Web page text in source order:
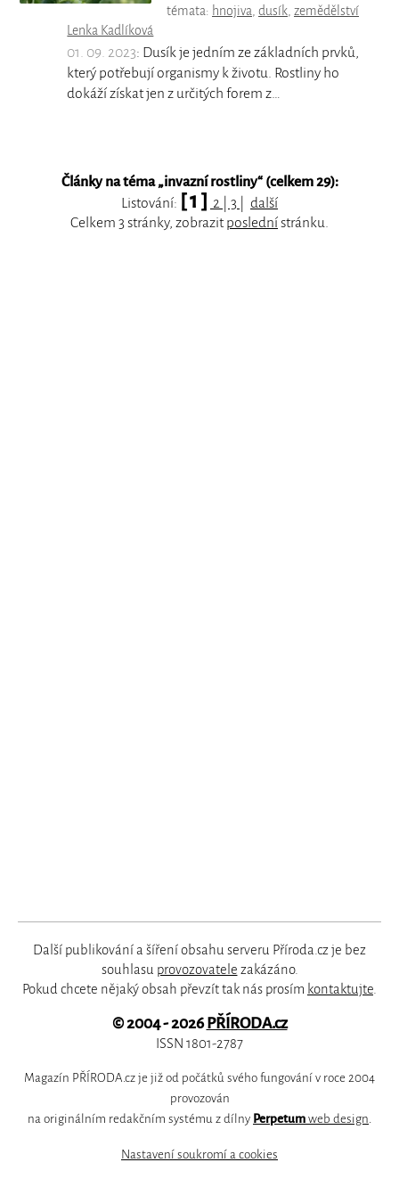
témata: hnojiva dusík zemědělství
Lenka Kadlíková
01. 09. 2023: Dusík je jedním ze základních prvků,
který potřebují organismy k životu. Rostliny ho
dokáží získat jen z určitých forem z…
Články na téma „invazní rostliny“ (celkem 29):
Listování: [ 1 ] 2 3
další
Celkem 3 stránky, zobrazitposlednístránku.
Další publikování a šíření obsahu serveru Příroda.cz je bez
souhlasu provozovatele zakázáno.
Pokud chcete nějaký obsah převzít tak nás prosím kontaktujte
© 2004 - 2026PŘÍRODA.cz
ISSN 1801-2787
Magazín PŘÍRODA.cz je již od počátků svého fungování v roce 2004
provozován
na originálním redakčním systému z dílny Perpetum web design.
Nastavení soukromí a cookies